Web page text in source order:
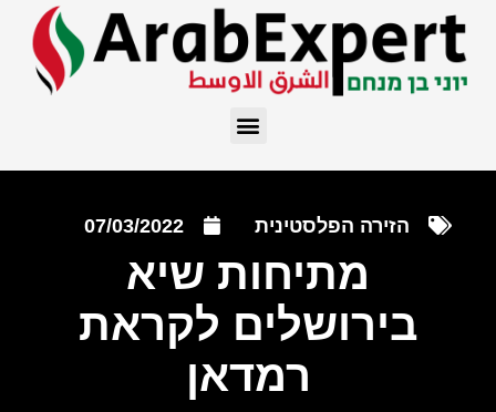
הזירה הפלסטינית 07/03/2022
מתיחות שיא
בירושלים לקראת
רמדאן